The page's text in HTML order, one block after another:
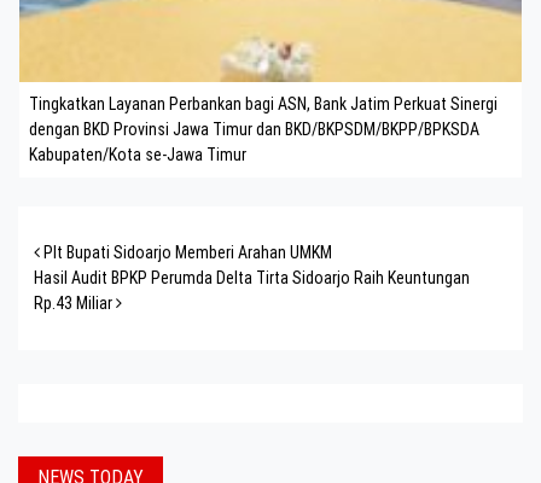
Tingkatkan Layanan Perbankan bagi ASN, Bank Jatim Perkuat Sinergi
dengan BKD Provinsi Jawa Timur dan BKD/BKPSDM/BKPP/BPKSDA
Kabupaten/Kota se-Jawa Timur
Post navigation
Plt Bupati Sidoarjo Memberi Arahan UMKM
Hasil Audit BPKP Perumda Delta Tirta Sidoarjo Raih Keuntungan
Rp.43 Miliar
NEWS TODAY